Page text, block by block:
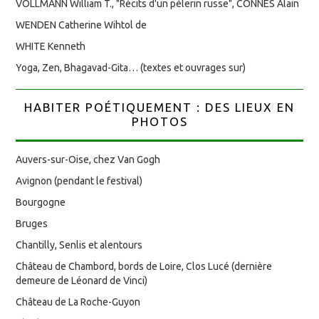
VOLLMANN William T., "Récits d'un pèlerin russe", CONNES Alain
WENDEN Catherine Wihtol de
WHITE Kenneth
Yoga, Zen, Bhagavad-Gita… (textes et ouvrages sur)
HABITER POÉTIQUEMENT : DES LIEUX EN
PHOTOS
Auvers-sur-Oise, chez Van Gogh
Avignon (pendant le festival)
Bourgogne
Bruges
Chantilly, Senlis et alentours
Château de Chambord, bords de Loire, Clos Lucé (dernière
demeure de Léonard de Vinci)
Château de La Roche-Guyon